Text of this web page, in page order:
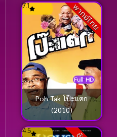
พากย์ไทย
Full HD
7.1
Poh Tak โป๊ะแตก
(2010)
4.5